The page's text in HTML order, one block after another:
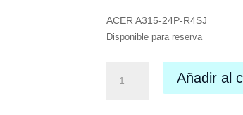
ACER A315-24P-R4SJ
Disponible para reserva
acer
Añadir al